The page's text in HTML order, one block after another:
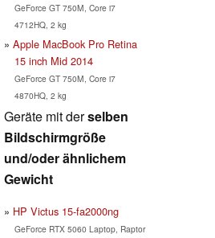
GeForce GT 750M, Core i7
4712HQ, 2 kg
Apple MacBook Pro Retina
15 inch Mid 2014
GeForce GT 750M, Core i7
4870HQ, 2 kg
Geräte mit derselben
Bildschirmgröße
und/oder ähnlichem
Gewicht
HP Victus 15-fa2000ng
GeForce RTX 5060 Laptop, Raptor